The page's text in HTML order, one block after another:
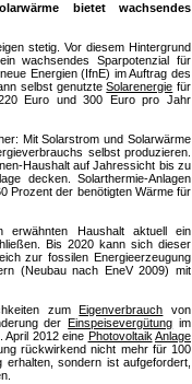
bietet wachsendes
stetig. Vor diesem Hintergrund
wachsendes Sparpotenzial für
Energien (IfnE) im Auftrag des
selbst genutzteSolarenergie für
Euro und 300 Euro pro Jahr
Mit Solarstrom und Solarwärme
selbst produzieren.
Haushalt auf Jahressicht bis zu
decken. Solarthermie-Anlagen
Prozent der benötigten Wärme für
Haushalt aktuell ein
Bis 2020 kann sich dieser
zur fossilen Energieerzeugung
(Neubau nach EneV 2009) mit
zumEigenverbrauch von
derEinspeisevergütung im
April 2012 eine Photovoltaik Anlage
rückwirkend nicht mehr für 100
sondern ist aufgefordert,